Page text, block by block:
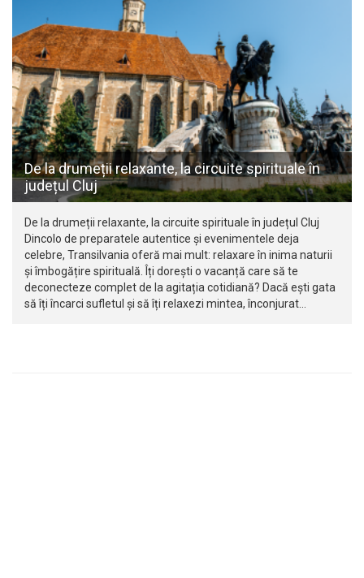
De la drumeții relaxante, la circuite spirituale în
județul Cluj
De la drumeții relaxante, la circuite spirituale în județul Cluj
Dincolo de preparatele autentice și evenimentele deja
celebre, Transilvania oferă mai mult: relaxare în inima naturii
și îmbogățire spirituală. Îți dorești o vacanță care să te
deconecteze complet de la agitația cotidiană? Dacă ești gata
să îți încarci sufletul și să îți relaxezi mintea, înconjurat…